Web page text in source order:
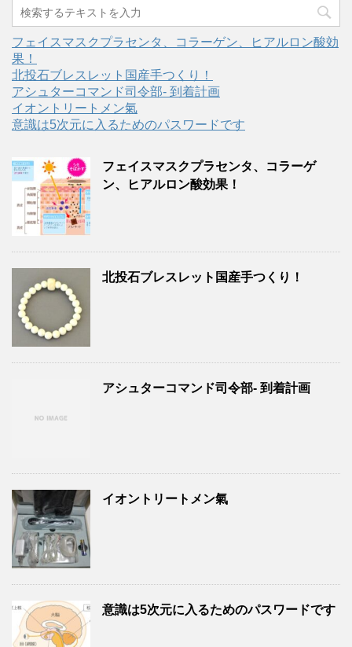
フェイスマスクプラセンタ、コラーゲン、ヒアルロン酸効
果！
北投石ブレスレット国産手つくり！
アシュターコマンド司令部- 到着計画
イオントリートメン氣
意識は5次元に入るためのパスワードです
フェイスマスクプラセンタ、コラーゲ
ン、ヒアルロン酸効果！
北投石ブレスレット国産手つくり！
アシュターコマンド司令部- 到着計画
イオントリートメン氣
意識は5次元に入るためのパスワードです